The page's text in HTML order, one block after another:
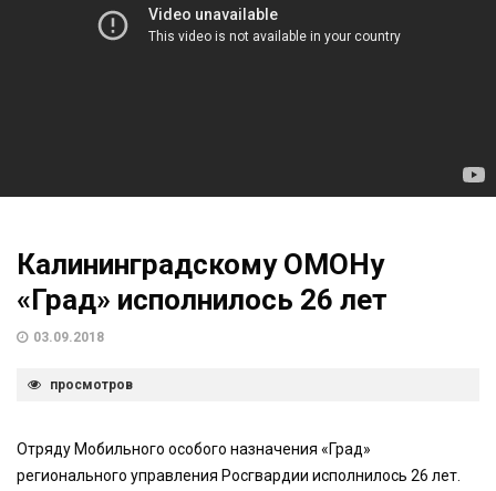
Калининградскому ОМОНу
«Град» исполнилось 26 лет
03.09.2018
просмотров
Отряду Мобильного особого назначения «Град»
регионального управления Росгвардии исполнилось 26 лет.